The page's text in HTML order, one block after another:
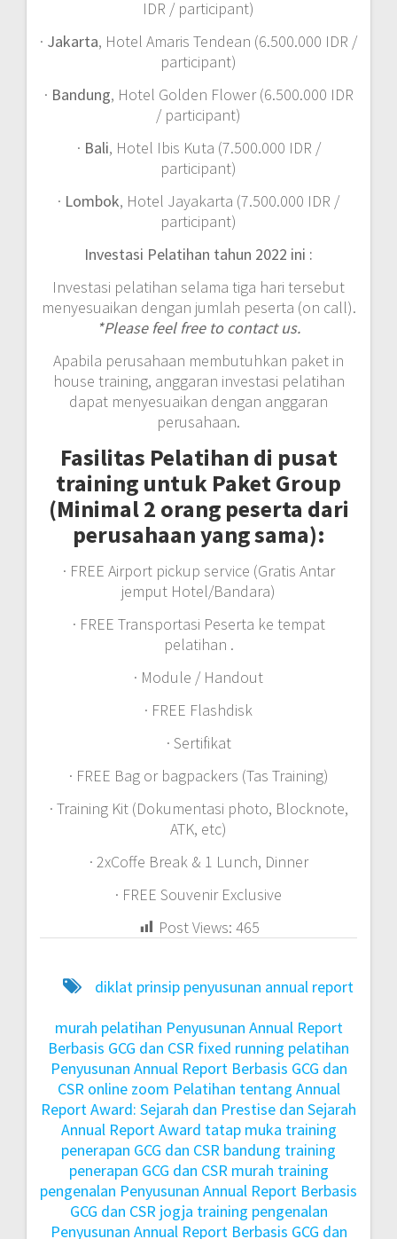
IDR / participant)
· Jakarta, Hotel Amaris Tendean (6.500.000 IDR /
participant)
· Bandung, Hotel Golden Flower (6.500.000 IDR
/ participant)
· Bali, Hotel Ibis Kuta (7.500.000 IDR /
participant)
· Lombok, Hotel Jayakarta (7.500.000 IDR /
participant)
Investasi Pelatihan tahun 2022 ini :
Investasi pelatihan selama tiga hari tersebut
menyesuaikan dengan jumlah peserta (on call).
*Please feel free to contact us.
Apabila perusahaan membutuhkan paket in
house training, anggaran investasi pelatihan
dapat menyesuaikan dengan anggaran
perusahaan.
Fasilitas Pelatihan di pusat
training untuk Paket Group
(Minimal 2 orang peserta dari
perusahaan yang sama):
· FREE Airport pickup service (Gratis Antar
jemput Hotel/Bandara)
· FREE Transportasi Peserta ke tempat
pelatihan .
· Module / Handout
· FREE Flashdisk
· Sertifikat
· FREE Bag or bagpackers (Tas Training)
· Training Kit (Dokumentasi photo, Blocknote,
ATK, etc)
· 2xCoffe Break & 1 Lunch, Dinner
· FREE Souvenir Exclusive
Post Views: 465
diklat prinsip penyusunan annual report
murah pelatihan Penyusunan Annual Report
Berbasis GCG dan CSR fixed running pelatihan
Penyusunan Annual Report Berbasis GCG dan
CSR online zoom Pelatihan tentang Annual
Report Award: Sejarah dan Prestise dan Sejarah
Annual Report Award tatap muka training
penerapan GCG dan CSR bandung training
penerapan GCG dan CSR murah training
pengenalan Penyusunan Annual Report Berbasis
GCG dan CSR jogja training pengenalan
Penyusunan Annual Report Berbasis GCG dan